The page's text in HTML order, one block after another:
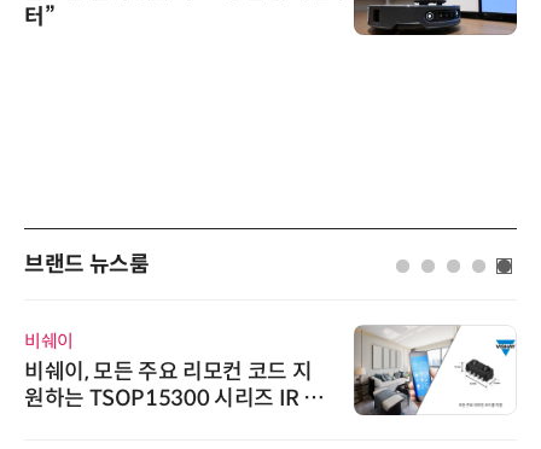
터”
브랜드 뉴스룸
비쉐이
비쉐이, 모든 주요 리모컨 코드 지
원하는 TSOP15300 시리즈 IR 수